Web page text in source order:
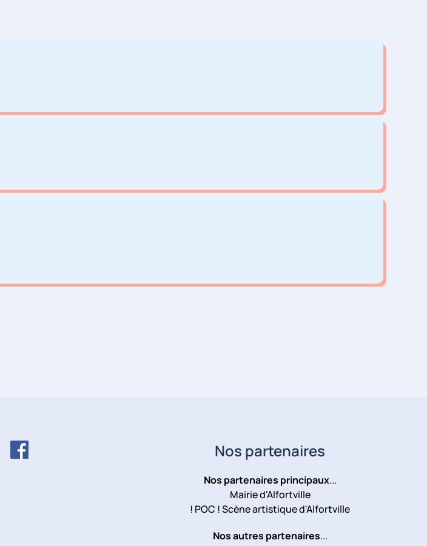
Nos partenaires
Nos partenaires principaux...
Mairie d'Alfortville
! POC ! Scène artistique d'Alfortville
Nos autres partenaires...